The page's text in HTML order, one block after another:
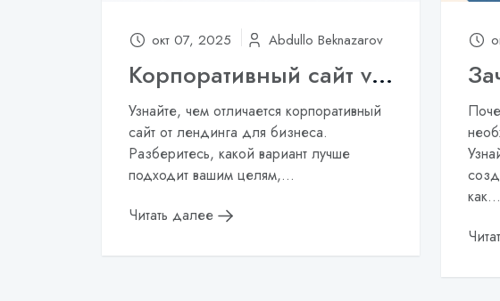
окт 07, 2025 Abdullo Beknazarov
Корпоративный сайт vs лендинг: что выбрать для вашей компании?
Узнайте, чем отличается корпоративный
сайт от лендинга для бизнеса.
Разберитесь, какой вариант лучше
подходит вашим целям,...
Читать далее
как...